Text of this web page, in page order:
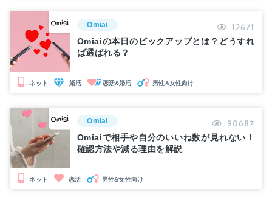
Omiai 12671
Omiaiの本日のピックアップとは？どうすれ
ば選ばれる？
ネット 婚活 恋活&婚活 男性&女性向け
Omiai 90687
Omiaiで相手や自分のいいね数が見れない！
確認方法や減る理由を解説
ネット 恋活 男性&女性向け